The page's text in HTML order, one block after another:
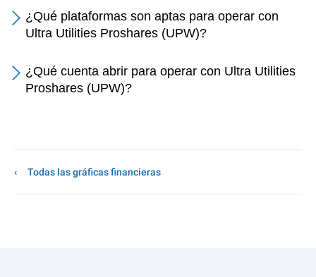
¿Qué plataformas son aptas para operar con
Ultra Utilities Proshares (UPW)?
¿Qué cuenta abrir para operar con Ultra Utilities
Proshares (UPW)?
Todas las gráficas financieras